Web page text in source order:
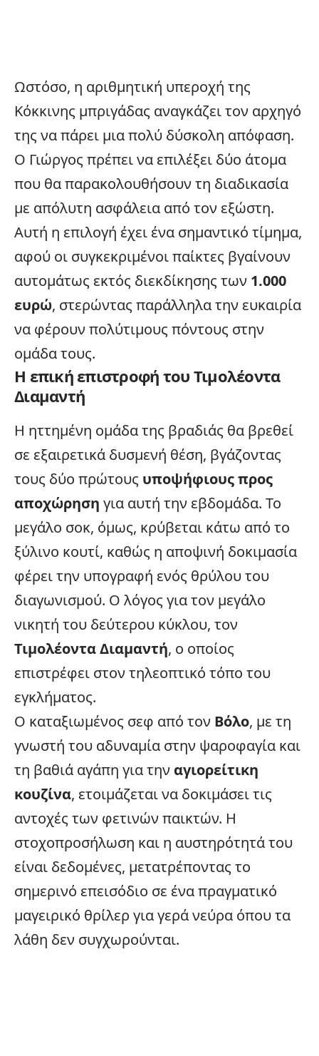
Ωστόσο, η αριθμητική υπεροχή της
Κόκκινης μπριγάδας αναγκάζει τον αρχηγό
της να πάρει μια πολύ δύσκολη απόφαση.
Ο Γιώργος πρέπει να επιλέξει δύο άτομα
που θα παρακολουθήσουν τη διαδικασία
με απόλυτη ασφάλεια από τον εξώστη.
Αυτή η επιλογή έχει ένα σημαντικό τίμημα,
αφού οι συγκεκριμένοι παίκτες βγαίνουν
αυτομάτως εκτός διεκδίκησης των 1.000
ευρώ, στερώντας παράλληλα την ευκαιρία
να φέρουν πολύτιμους πόντους στην
ομάδα τους.
Η επική επιστροφή του Τιμολέοντα
Διαμαντή
Η ηττημένη ομάδα της βραδιάς θα βρεθεί
σε εξαιρετικά δυσμενή θέση, βγάζοντας
τους δύο πρώτους υποψήφιους προς
αποχώρηση για αυτή την εβδομάδα. Το
μεγάλο σοκ, όμως, κρύβεται κάτω από το
ξύλινο κουτί, καθώς η αποψινή δοκιμασία
φέρει την υπογραφή ενός θρύλου του
διαγωνισμού. Ο λόγος για τον μεγάλο
νικητή του δεύτερου κύκλου, τον
Τιμολέοντα Διαμαντή, ο οποίος
επιστρέφει στον τηλεοπτικό τόπο του
εγκλήματος.
Ο καταξιωμένος σεφ από τον Βόλο, με τη
γνωστή του αδυναμία στην ψαροφαγία και
τη βαθιά αγάπη για την αγιορείτικη
κουζίνα, ετοιμάζεται να δοκιμάσει τις
αντοχές των φετινών παικτών. Η
στοχοπροσήλωση και η αυστηρότητά του
είναι δεδομένες, μετατρέποντας το
σημερινό επεισόδιο σε ένα πραγματικό
μαγειρικό θρίλερ για γερά νεύρα όπου τα
λάθη δεν συγχωρούνται.